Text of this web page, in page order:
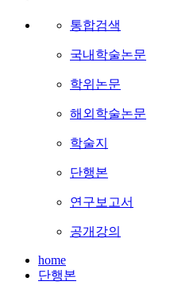
통합검색
국내학술논문
학위논문
해외학술논문
학술지
단행본
연구보고서
공개강의
home
단행본